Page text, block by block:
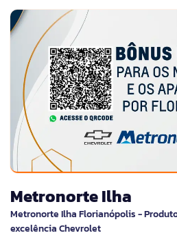
Metronorte Ilha
Metronorte Ilha Florianópolis -
excelência Chevrolet